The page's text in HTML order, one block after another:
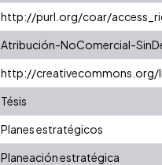
http://purl.org/coar/
Atribución-NoComercial-
http://
Tésis
Planes estratégicos
Planeación estratégica